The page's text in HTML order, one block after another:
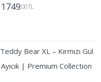
1749,00 TL
Teddy Bear XL – Kırmızı Gül
Ayıcık | Premium Collection